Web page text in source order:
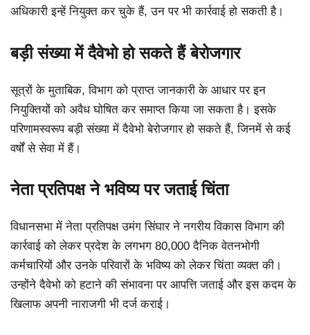
अधिकारी इन्हें नियुक्त कर चुके हैं, उन पर भी कार्रवाई हो सकती है।
बड़ी संख्या में दैवेभो हो सकते हैं बेरोजगार
सूत्रों के मुताबिक, विभाग को प्राप्त जानकारी के आधार पर इन
नियुक्तियों को अवैध घोषित कर समाप्त किया जा सकता है। इसके
परिणामस्वरूप बड़ी संख्या में दैवेभो बेरोजगार हो सकते हैं, जिनमें से कई
वर्षों से सेवा में हैं।
नेता प्रतिपक्ष ने भविष्य पर जताई चिंता
विधानसभा में नेता प्रतिपक्ष उमंग सिंघार ने नगरीय विकास विभाग की
कार्रवाई को लेकर प्रदेश के लगभग 80,000 दैनिक वेतनभोगी
कर्मचारियों और उनके परिवारों के भविष्य को लेकर चिंता व्यक्त की।
उन्होंने दैवेभो को हटाने की संभावना पर आपत्ति जताई और इस कदम के
खिलाफ अपनी नाराजगी भी दर्ज कराई।